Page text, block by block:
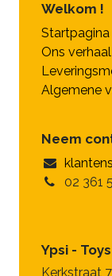
Welkom !
Startpagina
Ons verhaal
Algemene
Neem
02 361
Ypsi -
Kerkstraat 7